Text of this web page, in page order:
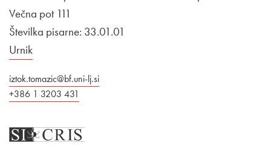
Večna pot 111
Številka pisarne: 33.01.01
Urnik
iztok.tomazic@bf.uni-lj.si
+386 1 3203 431